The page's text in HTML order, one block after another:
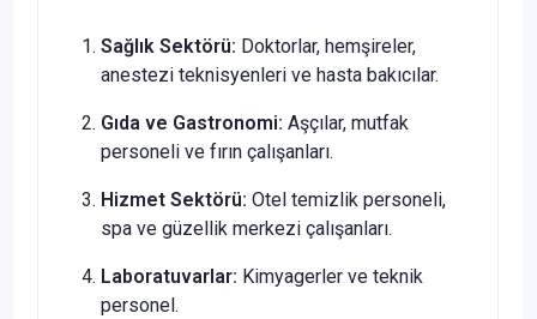
Sağlık Sektörü: Doktorlar, hemşireler,
anestezi teknisyenleri ve hasta bakıcılar.
Gıda ve Gastronomi: Aşçılar, mutfak
personeli ve fırın çalışanları.
Hizmet Sektörü: Otel temizlik personeli,
spa ve güzellik merkezi çalışanları.
Laboratuvarlar: Kimyagerler ve teknik
personel.